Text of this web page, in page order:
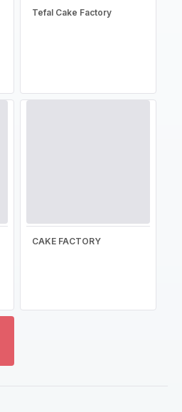
Tefal Cake Factory
CAKE FACTORY